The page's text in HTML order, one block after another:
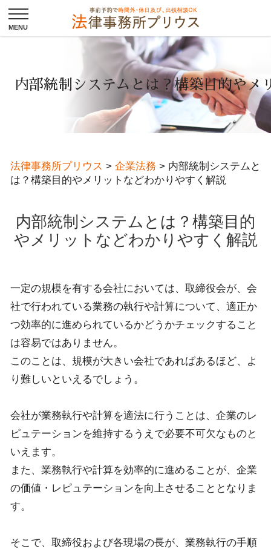
内部統制システムとは？構築目的やメ
法律事務所プリウス > 企業法務 > 内部統制システムと
は？構築目的やメリットなどわかりやすく解説
内部統制システムとは？構築目的
やメリットなどわかりやすく解説
一定の規模を有する会社においては、取締役会が、会
社で行われている業務の執行や計算について、適正か
つ効率的に進められているかどうかチェックすること
は容易ではありません。
このことは、規模が大きい会社であればあるほど、よ
り難しいといえるでしょう。
会社が業務執行や計算を適法に行うことは、企業のレ
ピュテーションを維持するうえで必要不可欠なものと
いえます。
また、業務執行や計算を効率的に進めることが、企業
の価値・レピュテーションを向上させることとなりま
す。
そこで、取締役および各現場の長が、業務執行の手順